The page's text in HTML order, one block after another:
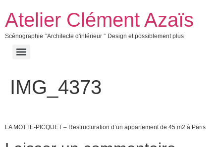
Atelier Clément Azaïs
Scénographie °Architecte d'intérieur ° Design et possiblement plus
IMG_4373
LA MOTTE-PICQUET – Restructuration d’un appartement de 45 m2 à Paris